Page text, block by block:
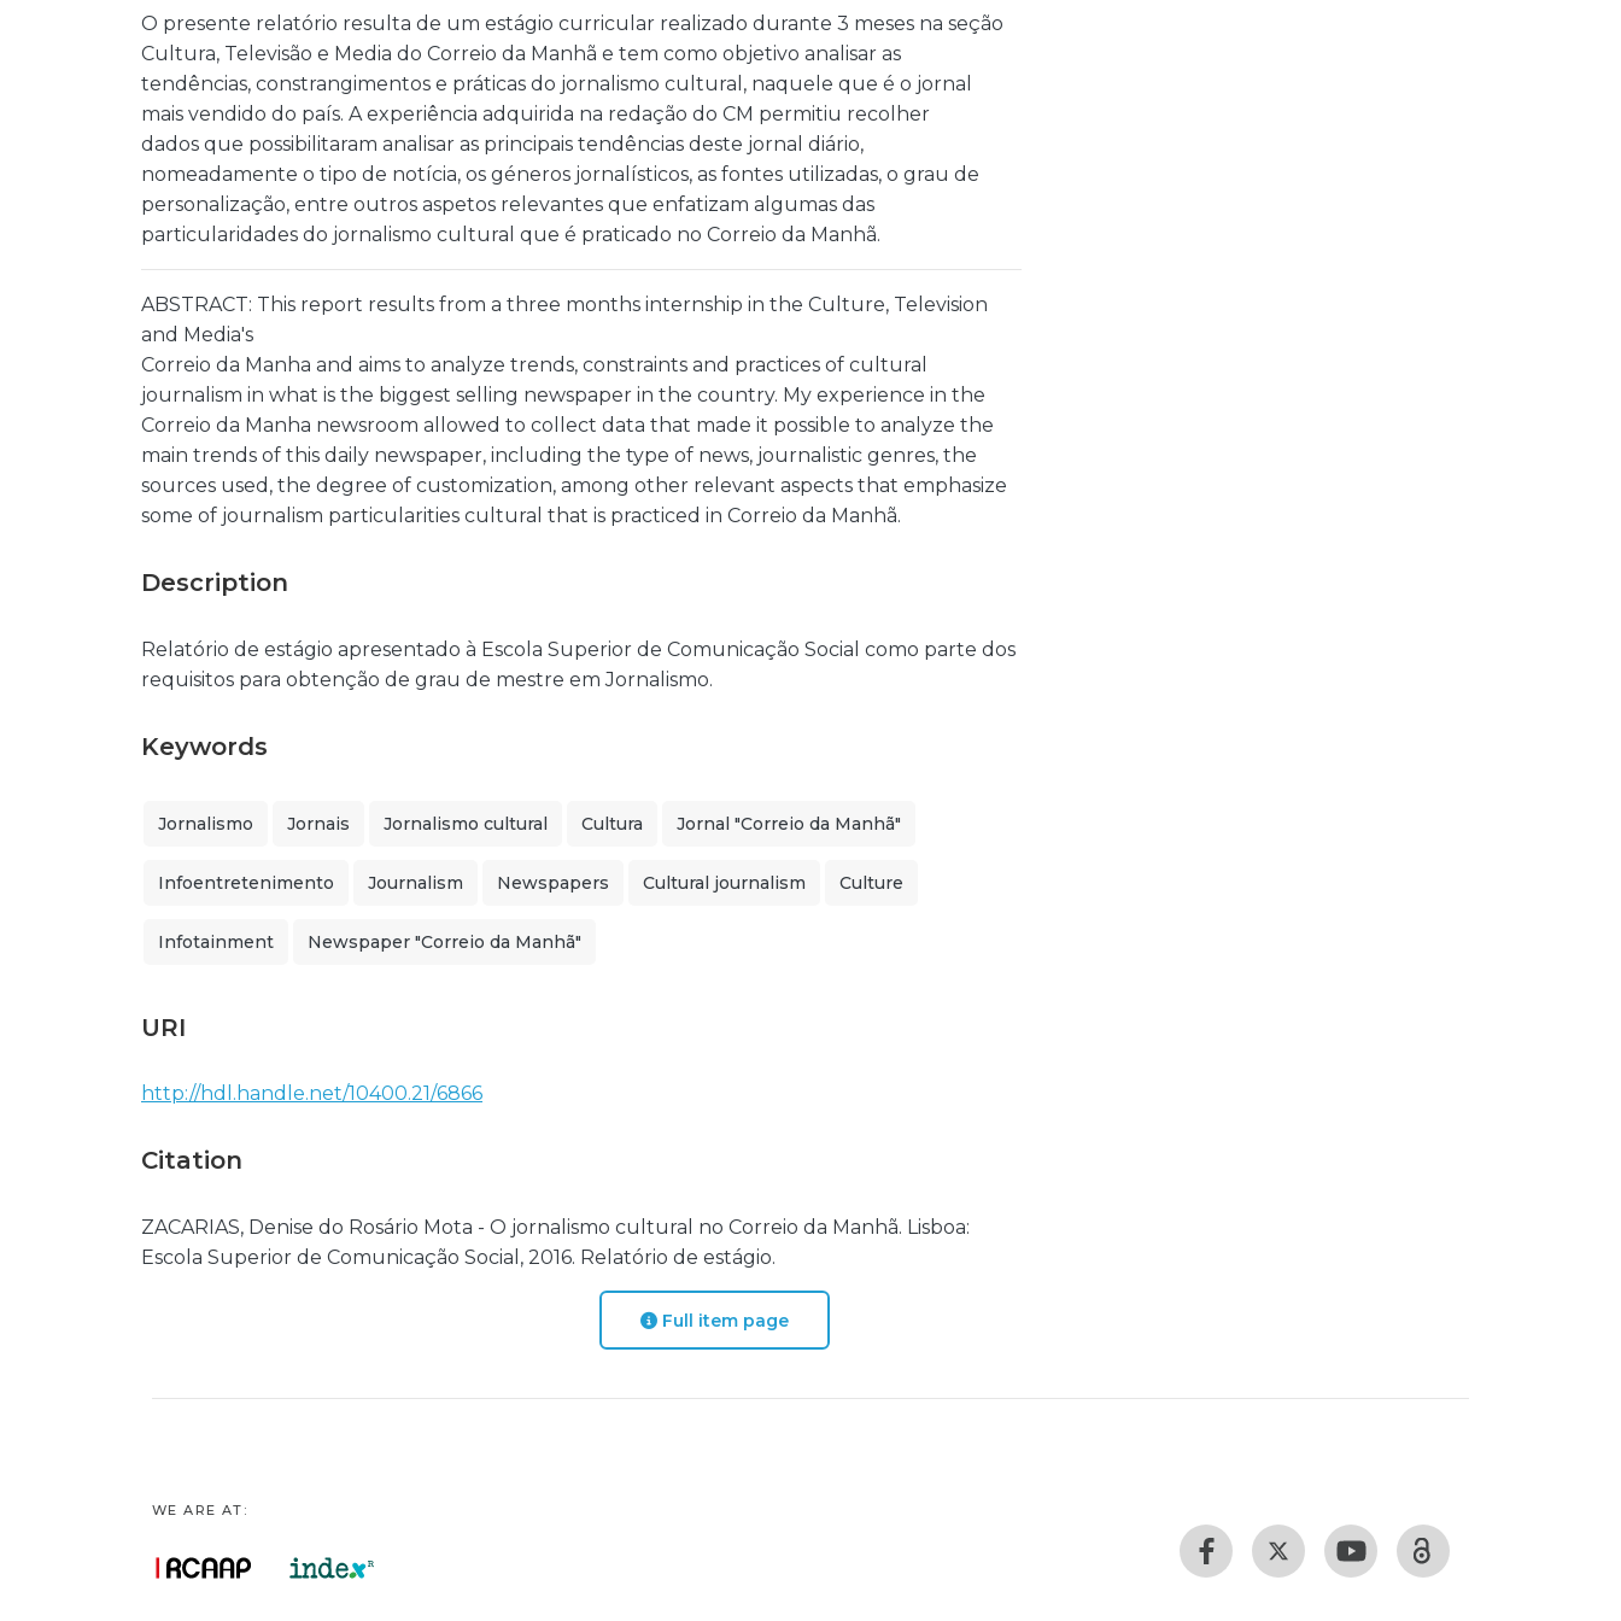
O presente relatório resulta de um estágio curricular realizado durante 3 meses na seção
Cultura, Televisão e Media do Correio da Manhã e tem como objetivo analisar as
tendências, constrangimentos e práticas do jornalismo cultural, naquele que é o jornal
mais vendido do país. A experiência adquirida na redação do CM permitiu recolher
dados que possibilitaram analisar as principais tendências deste jornal diário,
nomeadamente o tipo de notícia, os géneros jornalísticos, as fontes utilizadas, o grau de
personalização, entre outros aspetos relevantes que enfatizam algumas das
particularidades do jornalismo cultural que é praticado no Correio da Manhã.
ABSTRACT: This report results from a three months internship in the Culture, Television
and Media's
Correio da Manha and aims to analyze trends, constraints and practices of cultural
journalism in what is the biggest selling newspaper in the country. My experience in the
Correio da Manha newsroom allowed to collect data that made it possible to analyze the
main trends of this daily newspaper, including the type of news, journalistic genres, the
sources used, the degree of customization, among other relevant aspects that emphasize
some of journalism particularities cultural that is practiced in Correio da Manhã.
Description
Relatório de estágio apresentado à Escola Superior de Comunicação Social como parte dos
requisitos para obtenção de grau de mestre em Jornalismo.
Keywords
Jornalismo Jornais Jornalismo cultural Cultura Jornal "Correio da Manhã"
Infoentretenimento Journalism Newspapers Cultural journalism Culture
Infotainment Newspaper "Correio da Manhã"
URI
http://hdl.handle.net/10400.21/6866
Citation
ZACARIAS, Denise do Rosário Mota - O jornalismo cultural no Correio da Manhã. Lisboa:
Escola Superior de Comunicação Social, 2016. Relatório de estágio.
Full item page
WE ARE AT: